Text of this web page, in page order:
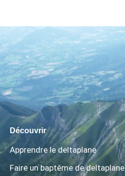
Découvrir
Apprendre le deltaplane
Faire un baptême de deltaplane